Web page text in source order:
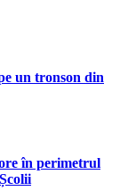
un tronson din
în perimetrul